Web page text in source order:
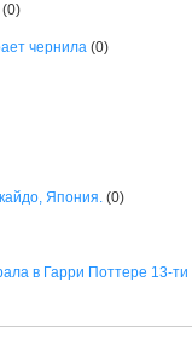
(0)
чернила (0)
Япония. (0)
в Гарри Поттере 13-